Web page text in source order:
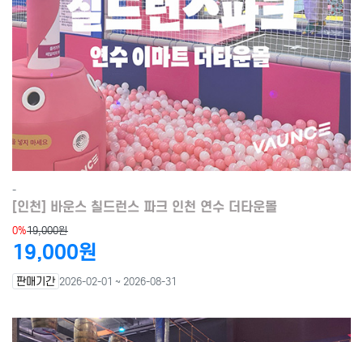
-
[인천] 바운스 칠드런스 파크 인천 연수 더타운몰
0%19,000원
19,000원
판매기간 2026-02-01 ~ 2026-08-31